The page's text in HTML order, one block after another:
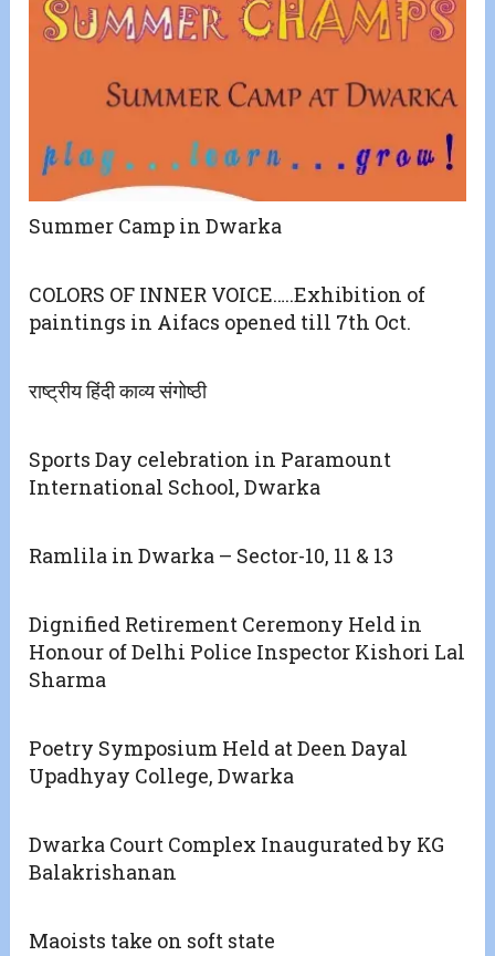
Summer Camp in Dwarka
COLORS OF INNER VOICE…..Exhibition of
paintings in Aifacs opened till 7th Oct.
राष्ट्रीय हिंदी काव्य संगोष्ठी
Sports Day celebration in Paramount
International School, Dwarka
Ramlila in Dwarka – Sector-10, 11 & 13
Dignified Retirement Ceremony Held in
Honour of Delhi Police Inspector Kishori Lal
Sharma
Poetry Symposium Held at Deen Dayal
Upadhyay College, Dwarka
Dwarka Court Complex Inaugurated by KG
Balakrishanan
Maoists take on soft state